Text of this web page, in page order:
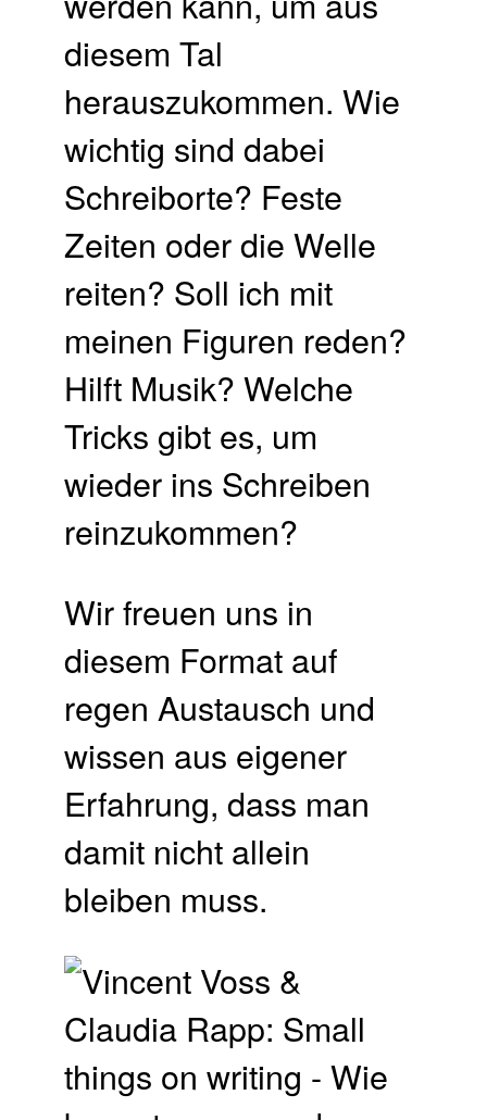
diesem Tal
herauszukommen. Wie
wichtig sind dabei
Schreiborte? Feste
Zeiten oder die Welle
reiten? Soll ich mit
meinen Figuren reden?
Hilft Musik? Welche
Tricks gibt es, um
wieder ins Schreiben
reinzukommen?
Wir freuen uns in
diesem Format auf
regen Austausch und
wissen aus eigener
Erfahrung, dass man
damit nicht allein
bleiben muss.